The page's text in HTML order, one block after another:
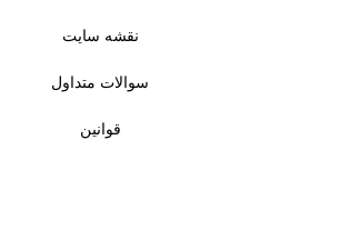
نقشه سایت
سوالات متداول
قوانین